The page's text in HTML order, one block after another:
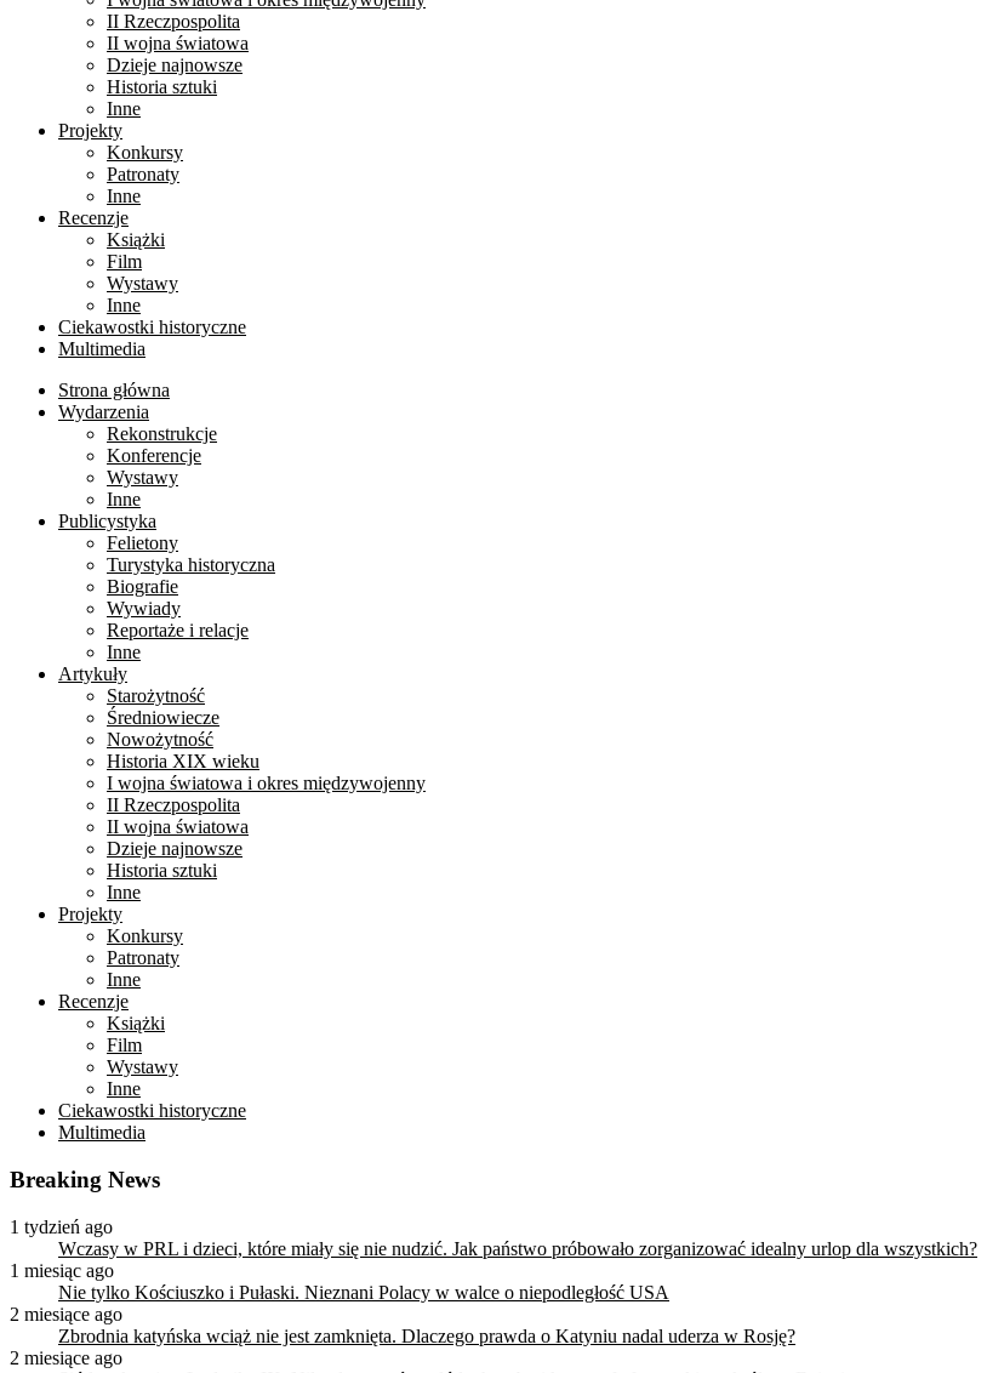
II Rzeczpospolita
II wojna światowa
Dzieje najnowsze
Historia sztuki
Inne
Projekty
Konkursy
Patronaty
Inne
Recenzje
Książki
Film
Wystawy
Inne
Ciekawostki historyczne
Multimedia
Strona główna
Wydarzenia
Rekonstrukcje
Konferencje
Wystawy
Inne
Publicystyka
Felietony
Turystyka historyczna
Biografie
Wywiady
Reportaże i relacje
Inne
Artykuły
Starożytność
Średniowiecze
Nowożytność
Historia XIX wieku
I wojna światowa i okres międzywojenny
II Rzeczpospolita
II wojna światowa
Dzieje najnowsze
Historia sztuki
Inne
Projekty
Konkursy
Patronaty
Inne
Recenzje
Książki
Film
Wystawy
Inne
Ciekawostki historyczne
Multimedia
Breaking News
1 tydzień ago
Wczasy w PRL i dzieci, które miały się nie nudzić. Jak państwo próbowało zorganizować idealny urlop dla wszystkich?
1 miesiąc ago
Nie tylko Kościuszko i Pułaski. Nieznani Polacy w walce o niepodległość USA
2 miesiące ago
Zbrodnia katyńska wciąż nie jest zamknięta. Dlaczego prawda o Katyniu nadal uderza w Rosję?
2 miesiące ago